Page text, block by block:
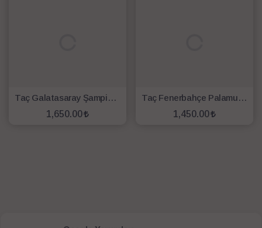
Taç Galatasaray Şampiyon 25. Yıl Lisanslı Battaniye
1,650.00
Taç Fenerbahçe Palamut Logo Lisanslı Battaniye
1,450.00